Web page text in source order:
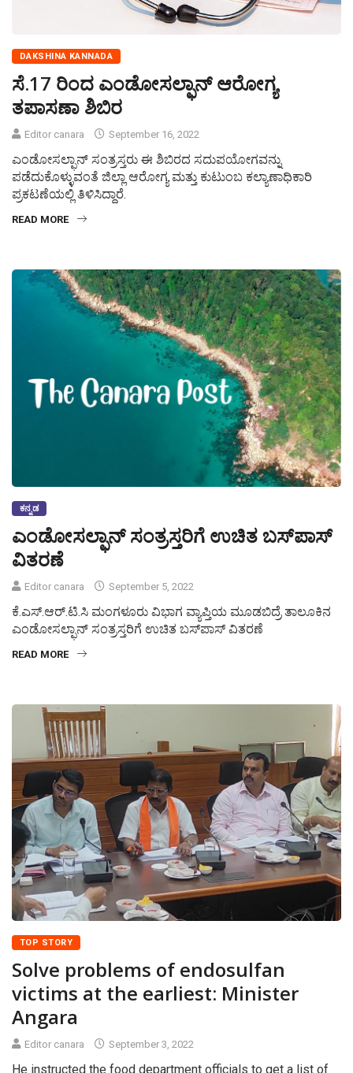
DAKSHINA KANNADA
ಸೆ.17 ರಿಂದ ಎಂಡೋಸಲ್ಫಾನ್ ಆರೋಗ್ಯ
ತಪಾಸಣಾ ಶಿಬಿರ
Editor canara September 16, 2022
ಎಂಡೋಸಲ್ಫಾನ್ ಸಂತ್ರಸ್ತರು ಈ ಶಿಬಿರದ ಸದುಪಯೋಗವನ್ನು
ಪಡೆದುಕೊಳ್ಳುವಂತೆ ಜಿಲ್ಲಾ ಆರೋಗ್ಯ ಮತ್ತು ಕುಟುಂಬ ಕಲ್ಯಾಣಾಧಿಕಾರಿ
ಪ್ರಕಟಣೆಯಲ್ಲಿ ತಿಳಿಸಿದ್ದಾರೆ.
READ MORE
ಕನ್ನಡ
ಎಂಡೋಸಲ್ಫಾನ್ ಸಂತ್ರಸ್ತರಿಗೆ ಉಚಿತ ಬಸ್‍ಪಾಸ್
ವಿತರಣೆ
Editor canara September 5, 2022
ಕೆ.ಎಸ್.ಆರ್.ಟಿ.ಸಿ ಮಂಗಳೂರು ವಿಭಾಗ ವ್ಯಾಪ್ತಿಯ ಮೂಡಬಿದ್ರೆ ತಾಲೂಕಿನ
ಎಂಡೋಸಲ್ಫಾನ್ ಸಂತ್ರಸ್ತರಿಗೆ ಉಚಿತ ಬಸ್‍ಪಾಸ್ ವಿತರಣೆ
READ MORE
TOP STORY
Solve problems of endosulfan
victims at the earliest: Minister
Angara
Editor canara September 3, 2022
He instructed the food department officials to get a list of